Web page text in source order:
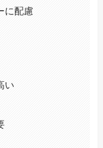
に配慮
い